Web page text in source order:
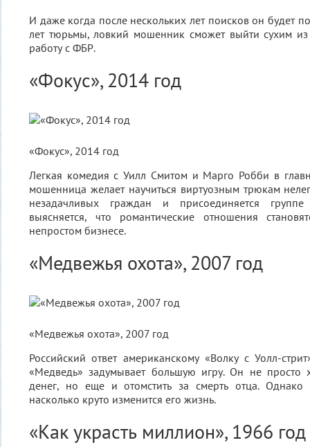
И даже когда после нескольких лет поисков он будет
лет тюрьмы, ловкий мошенник сможет выйти сухим
работу с ФБР.
«Фокус», 2014 год
«Фокус», 2014 год
Легкая комедия с Уилл Смитом и Марго Робби в
мошенница желает научиться виртуозным трюкам
незадачливых граждан и присоединяется
выясняется, что романтические отношения
непростом бизнесе.
«Медвежья охота», 2007 год
«Медвежья охота», 2007 год
Российский ответ американскому «Волку с Уолл-
«Медведь» задумывает большую игру. Он не просто
денег, но еще и отомстить за смерть отца. Однако
насколько круто изменится его жизнь.
«Как украсть миллион», 1966 год